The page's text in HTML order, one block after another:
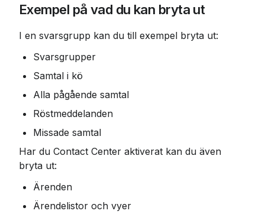
Exempel på vad du kan bryta ut
I en svarsgrupp kan du till exempel bryta ut:
Svarsgrupper
Samtal i kö
Alla pågående samtal
Röstmeddelanden
Missade samtal
Har du Contact Center aktiverat kan du även
bryta ut:
Ärenden
Ärendelistor och vyer